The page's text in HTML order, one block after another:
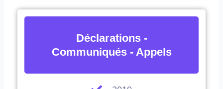
Déclarations -
Communiqués - Appels